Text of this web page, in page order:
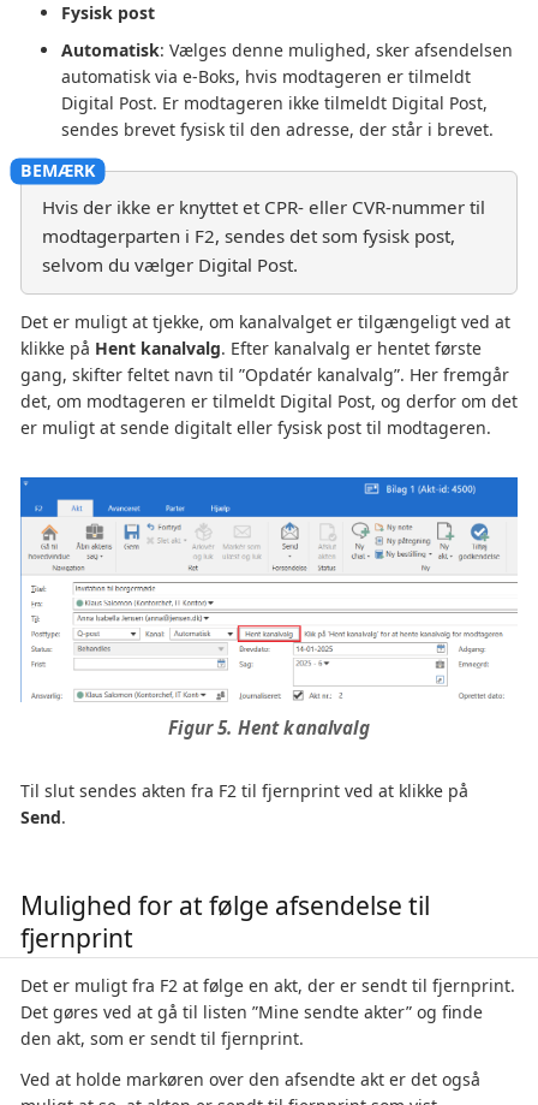
Fysisk post
Automatisk: Vælges denne mulighed, sker afsendelsen
automatisk via e-Boks, hvis modtageren er tilmeldt
Digital Post. Er modtageren ikke tilmeldt Digital Post,
sendes brevet fysisk til den adresse, der står i brevet.
Hvis der ikke er knyttet et CPR- eller CVR-nummer til
modtagerparten i F2, sendes det som fysisk post,
selvom du vælger Digital Post.
Det er muligt at tjekke, om kanalvalget er tilgængeligt ved at
klikke på Hent kanalvalg. Efter kanalvalg er hentet første
gang, skifter feltet navn til ”Opdatér kanalvalg”. Her fremgår
det, om modtageren er tilmeldt Digital Post, og derfor om det
er muligt at sende digitalt eller fysisk post til modtageren.
Figur 5. Hent kanalvalg
Til slut sendes akten fra F2 til fjernprint ved at klikke på
Send.
Mulighed for at følge afsendelse til
fjernprint
Det er muligt fra F2 at følge en akt, der er sendt til fjernprint.
Det gøres ved at gå til listen ”Mine sendte akter” og finde
den akt, som er sendt til fjernprint.
Ved at holde markøren over den afsendte akt er det også